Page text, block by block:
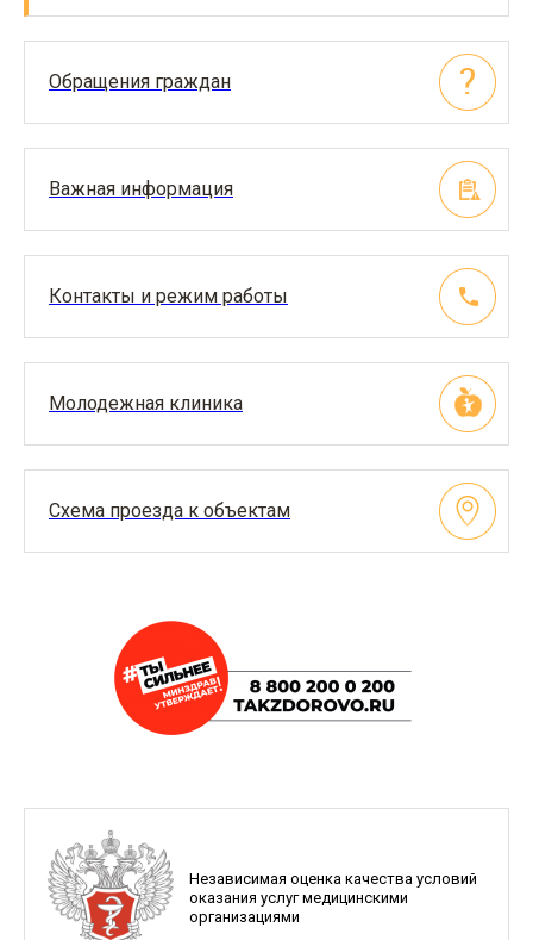
Обращения граждан
Важная информация
Контакты и режим работы
Молодежная клиника
Схема проезда к объектам
Независимая оценка качества условий
оказания услуг медицинскими
организациями